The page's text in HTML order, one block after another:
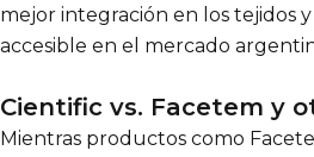
mejor integración en los tejidos
accesible en el mercado
Cientific vs. Facetem y
Mientras productos como